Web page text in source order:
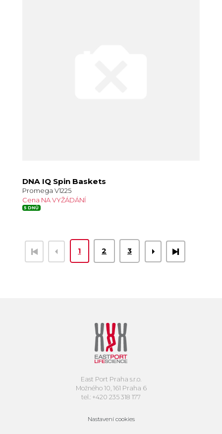
DNA IQ Spin Baskets
Promega V1225
Cena NA VYŽÁDÁNÍ
5 DNŮ
1 2 3
East Port Praha s.r.o.
Možného 10, 161 Praha 6
tel.: +420 235 318 177
Nastavení cookies